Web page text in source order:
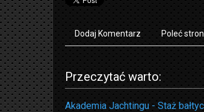
Dodaj Komentarz Poleć
Przeczytać warto:
Akademia Jachtingu - Staż